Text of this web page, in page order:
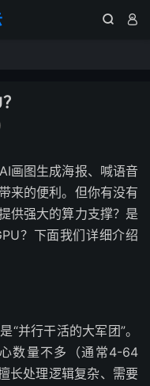
 
)
图生成海报、喊语音
来的便利。但你有没有
供强大的算力支撑？是
？下面我们详细介绍
并行干活的大军团”。
数量不多（通常4-64
长处理逻辑复杂、需要